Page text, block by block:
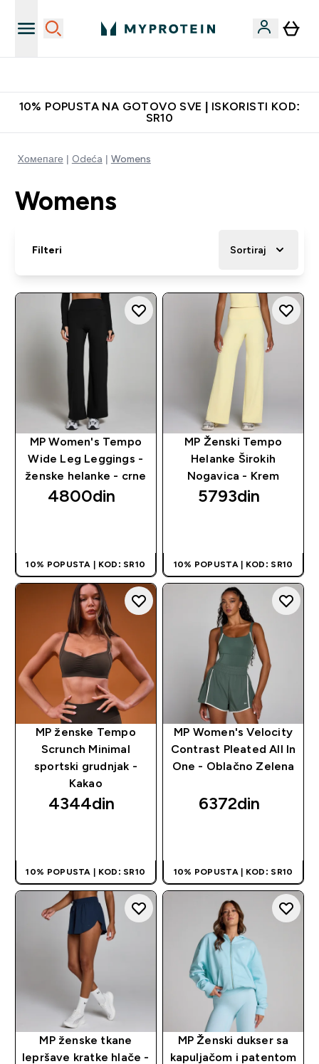
10% POPUSTA NA GOTOVO SVE | ISKORISTI KOD:
SR10
Xомепаге Odeća Womens
Womens
Filteri Sortiraj
MP Women's Tempo
Wide Leg Leggings -
ženske helanke - crne
4800din‎
10% POPUSTA | KOD: SR10
MP Ženski Tempo
Helanke Širokih
Nogavica - Krem
5793din‎
10% POPUSTA | KOD: SR10
MP ženske Tempo
Scrunch Minimal
sportski grudnjak -
Kakao
4344din‎
10% POPUSTA | KOD: SR10
MP Women's Velocity
Contrast Pleated All In
One - Oblačno Zelena
6372din‎
10% POPUSTA | KOD: SR10
MP ženske tkane
lepršave kratke hlače -
MP Ženski dukser sa
kapuljačom i patentom